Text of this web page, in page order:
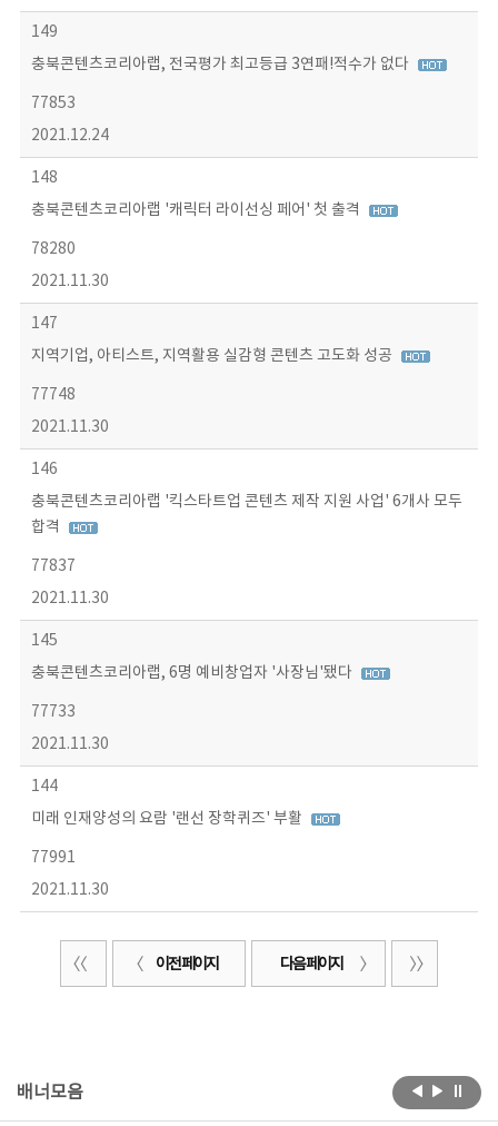
149
충북콘텐츠코리아랩, 전국평가 최고등급 3연패!적수가 없다
77853
2021.12.24
148
충북콘텐츠코리아랩 '캐릭터 라이선싱 페어' 첫 출격
78280
2021.11.30
147
지역기업, 아티스트, 지역활용 실감형 콘텐츠 고도화 성공
77748
2021.11.30
146
충북콘텐츠코리아랩 '킥스타트업 콘텐츠 제작 지원 사업' 6개사 모두
합격
77837
2021.11.30
145
충북콘텐츠코리아랩, 6명 예비창업자 '사장님'됐다
77733
2021.11.30
144
미래 인재양성의 요람 '랜선 장학퀴즈' 부활
77991
2021.11.30
이전 페이지 다음 페이지
배너모음